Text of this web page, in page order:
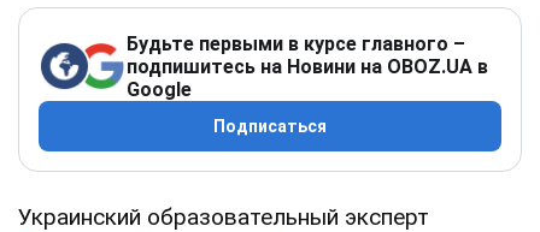
Будьте первыми в курсе главного –
подпишитесь на Новини на OBOZ.UA в
Google
Подписаться
Украинский образовательный эксперт